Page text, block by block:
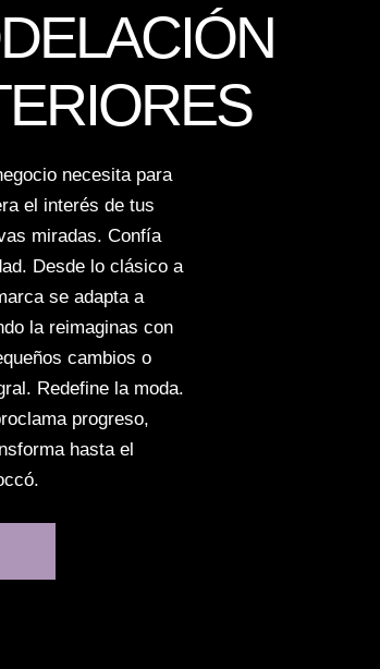
necesita para
el interés de tus
miradas. Confía
Desde lo clásico a
se adapta a
la reimaginas con
cambios o
Redefine la moda.
progreso,
hasta el